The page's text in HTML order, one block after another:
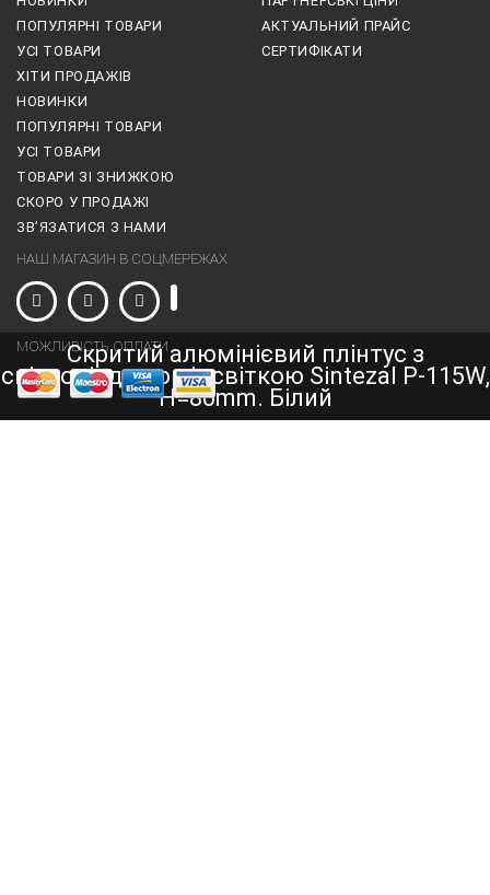
Скритий алюмінієвий плінтус з
світлодіодною підсвіткою Sintezal Р-115W,
H=80mm. Білий
ПОПУЛЯРНІ ТОВАРИ
УСІ ТОВАРИ
ХІТИ ПРОДАЖІВ
НОВИНКИ
ПОПУЛЯРНІ ТОВАРИ
УСІ ТОВАРИ
ТОВАРИ ЗІ ЗНИЖКОЮ
СКОРО У ПРОДАЖІ
ЗВ’ЯЗАТИСЯ З НАМИ
АКТУАЛЬНИЙ ПРАЙС
СЕРТИФІКАТИ
НАШ МАГАЗИН В СОЦМЕРЕЖАХ
МОЖЛИВІСТЬ ОПЛАТИ